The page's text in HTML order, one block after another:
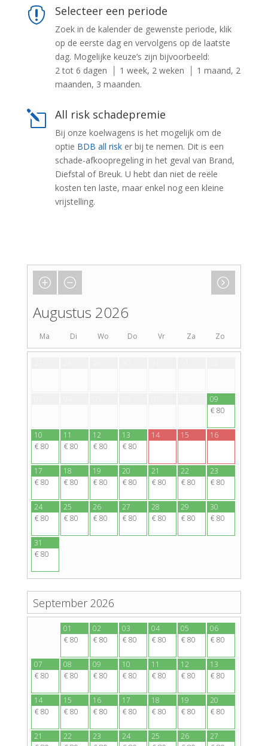
 Selecteer een periode
Zoek in de kalender de gewenste periode, klik
op de eerste dag en vervolgens op de laatste
dag. Mogelijke keuze’s zijn bijvoorbeeld:
2 tot 6 dagen │ 1 week, 2 weken │ 1 maand, 2
maanden, 3 maanden.
l All risk schadepremie
Bij onze koelwagens is het mogelijk om de
optie BDB all risker bij te nemen. Dit is een
schade-afkoopregeling in het geval van Brand,
Diefstal of Breuk. U hebt dan niet de reële
kosten ten laste, maar enkel nog een kleine
vrijstelling.
Augustus 2026
Ma Di Wo Do Vr Za Zo
09
€ 80
10
€ 80
11
€ 80
12
€ 80
13
€ 80
14 15 16
17
€ 80
18
€ 80
19
€ 80
20
€ 80
21
€ 80
22
€ 80
23
€ 80
24
€ 80
25
€ 80
26
€ 80
27
€ 80
28
€ 80
29
€ 80
30
€ 80
31
€ 80
September 2026
01
€ 80
02
€ 80
03
€ 80
04
€ 80
05
€ 80
06
€ 80
07
€ 80
08
€ 80
09
€ 80
10
€ 80
11
€ 80
12
€ 80
13
€ 80
14
€ 80
15
€ 80
16
€ 80
17
€ 80
18
€ 80
19
€ 80
20
€ 80
21
22
23
24
25
26
27